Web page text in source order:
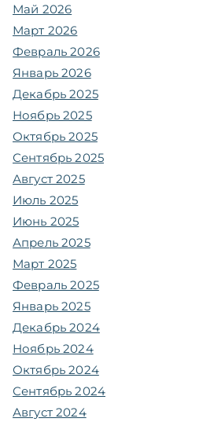
Май 2026
Март 2026
Февраль 2026
Январь 2026
Декабрь 2025
Ноябрь 2025
Октябрь 2025
Сентябрь 2025
Август 2025
Июль 2025
Июнь 2025
Апрель 2025
Март 2025
Февраль 2025
Январь 2025
Декабрь 2024
Ноябрь 2024
Октябрь 2024
Сентябрь 2024
Август 2024